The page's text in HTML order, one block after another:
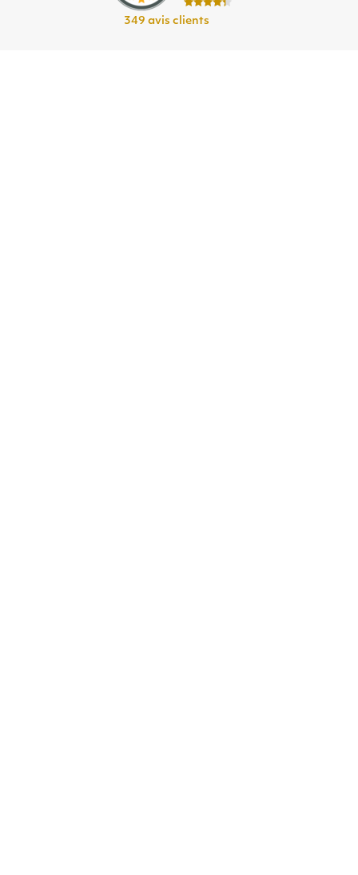
349 avis clients